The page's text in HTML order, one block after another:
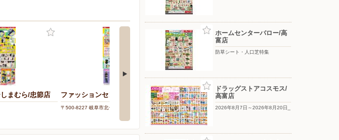
まむら/忠節店 ファッションセンターしまむら/北一色店
〒500-8227 岐阜市北一色6-20-21
ファッションセンターしまむら/各務原店
〒504-0833 各務原市入会町4-58-1
ホームセンターバロー/高
富店
防草シート・人口芝特集
ドラッグストアコスモス/
高富店
2026年8月7日～2026年8月20日_